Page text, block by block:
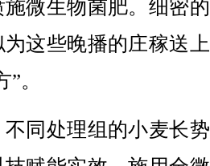
微生物菌肥。细密
这些晚播的庄稼送
。
处理组的小麦长